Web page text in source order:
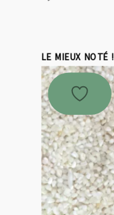
LE MIEUX NOTÉ !